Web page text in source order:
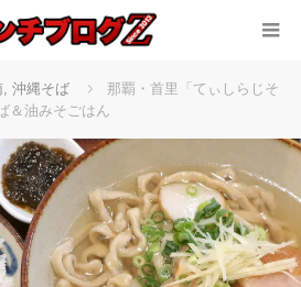
, 沖縄そば
那覇・首里「てぃしらじそ
＆油みそごはん